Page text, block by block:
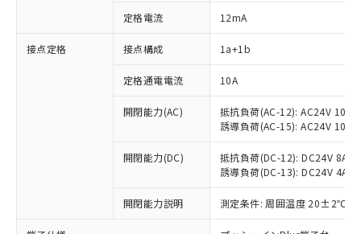
定格電流 12mA
接点定格 接点構成 1a+1b
定格通電電流 10A
開閉能力(AC)
抵抗負荷(AC-12): AC24V 10A/
誘導負荷(AC-15): AC24V
開閉能力(DC)
抵抗負荷(DC-12): DC24V 8A/
誘導負荷(DC-13): DC24V 4A/
開閉能力説明 測定条件: 周囲温度 20±2℃、
以下の条件をお読みいただき、同意のうえ
※1 対応状況
対応済み：EU RoHS指令（10物質）の
非含有に対応した製品が提供可能な商品で
対応予定：EU RoHS指令（10物質）の非含
有に対応した製品に切り替える予定のある
対応予定なし：EU RoHS指令（10物質）の